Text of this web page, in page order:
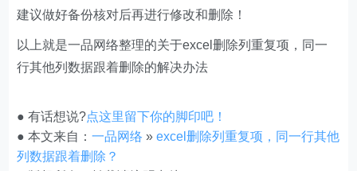
建议做好备份核对后再进行修改和删除！
以上就是一品网络整理的关于excel删除列重复项，同一
行其他列数据跟着删除的解决办法
● 有话想说?点这里留下你的脚印吧！
● 本文来自：一品网络 »excel删除列重复项，同一行其他
列数据跟着删除？